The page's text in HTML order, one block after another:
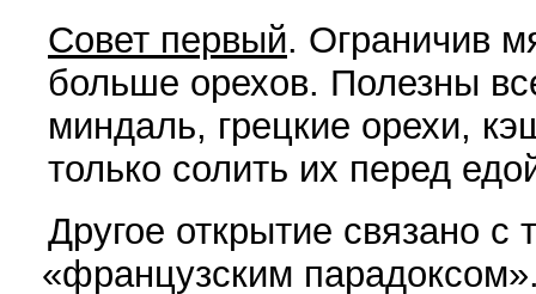
Совет первый. Ограничив
больше орехов. По­лезны
миндаль, грец­кие орехи,
только солить их перед
Другое открытие связано
«французским